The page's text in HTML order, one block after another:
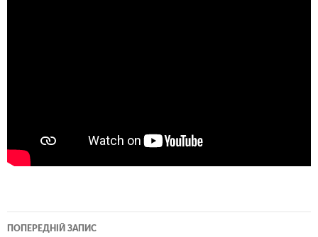
Навігація
ПОПЕРЕДНІЙ ЗАПИС